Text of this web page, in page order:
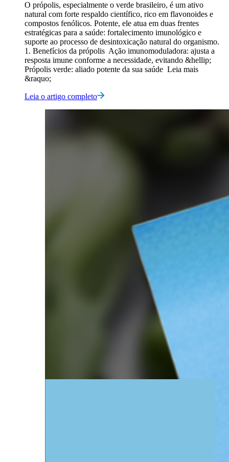
O própolis, especialmente o verde brasileiro, é um ativo
natural com forte respaldo científico, rico em flavonoides e
compostos fenólicos. Potente, ele atua em duas frentes
estratégicas para a saúde: fortalecimento imunológico e
suporte ao processo de desintoxicação natural do organismo.
1. Benefícios da própolis Ação imunomoduladora: ajusta a
resposta imune conforme a necessidade, evitando &hellip;
Própolis verde: aliado potente da sua saúde Leia mais
&raquo;
Leia o artigo completo